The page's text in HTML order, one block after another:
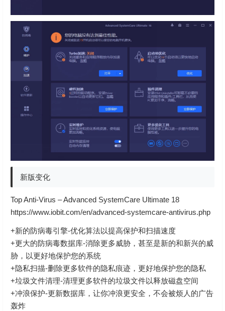
新版变化
Top Anti-Virus – Advanced SystemCare Ultimate 18
https://www.iobit.com/en/advanced-systemcare-antivirus.php
+新的防病毒引擎-优化算法以提高保护和扫描速度
+更大的防病毒数据库-消除更多威胁，甚至是新的和新兴的威
胁，以更好地保护您的系统
+隐私扫描-删除更多软件的隐私痕迹，更好地保护您的隐私
+垃圾文件清理-清理更多软件的垃圾文件以释放磁盘空间
+冲浪保护-更新数据库，让你冲浪更安全，不会被烦人的广告
轰炸